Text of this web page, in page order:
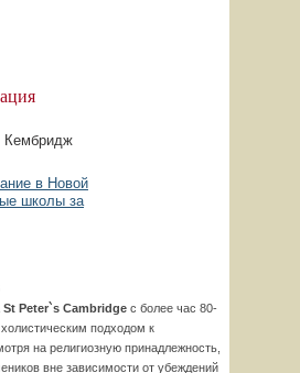
Кембридж
в Новой
школы за
St Peter`s Cambridge с более час 80-
подходом к
на религиозную принадлежность,
вне зависимости от убеждений